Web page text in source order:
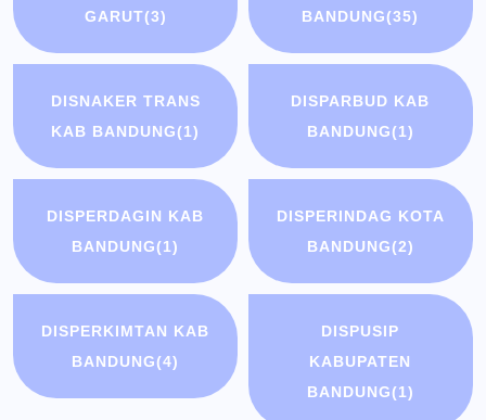
GARUT(3)
BANDUNG(35)
DISNAKER TRANS
KAB BANDUNG(1)
DISPARBUD KAB
BANDUNG(1)
DISPERDAGIN KAB
BANDUNG(1)
DISPERINDAG KOTA
BANDUNG(2)
DISPERKIMTAN KAB
BANDUNG(4)
DISPUSIP
KABUPATEN
BANDUNG(1)